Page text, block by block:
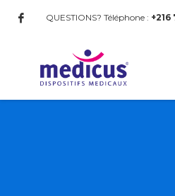
QUESTIONS? Téléphone : +216